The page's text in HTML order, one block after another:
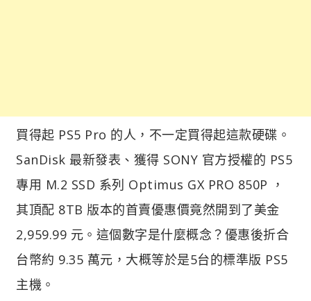
買得起 PS5 Pro 的人，不一定買得起這款硬碟。
SanDisk 最新發表、獲得 SONY 官方授權的 PS5
專用 M.2 SSD 系列 Optimus GX PRO 850P ，
其頂配 8TB 版本的首賣優惠價竟然開到了美金
2,959.99 元。這個數字是什麼概念？優惠後折合
台幣約 9.35 萬元，大概等於是5台的標準版 PS5
主機。